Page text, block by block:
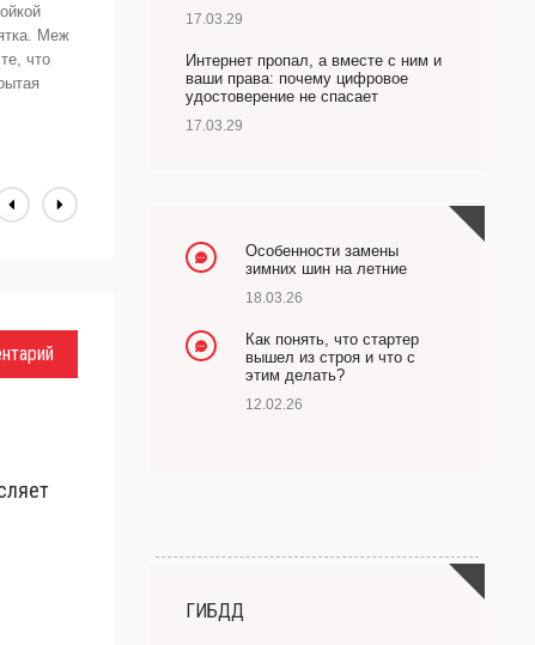
Меж
что
17.03.29
Интернет пропал, а вместе с ним и
ваши права: почему цифровое
удостоверение не спасает
17.03.29
Особенности замены
зимних шин на летние
18.03.26
Как понять, что стартер
вышел из строя и что с
этим делать?
12.02.26
ГИБДД